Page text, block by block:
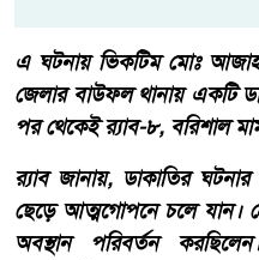
এ ঘটনায় ভিকটিম মোঃ
জেলার বাউফল থানায় একটি
পর থেকেই র‍্যাব-৮, বরিশাল
র‍্যাব জানায়, ডাকাতির
ছেড়ে আত্মগোপনে চলে যান।
অবস্থান পরিবর্তন